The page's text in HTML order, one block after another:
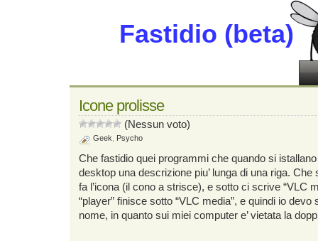
Fastidio (beta)
Icone prolisse
(Nessun voto)
Geek Psycho
Che fastidio quei programmi che quando si
desktop una descrizione piu’ lunga di una riga.
fa l’icona (il cono a strisce), e sotto ci scrive “VLC
“player” finisce sotto “VLC media”, e quindi io devo
nome, in quanto sui miei computer e’ vietata la